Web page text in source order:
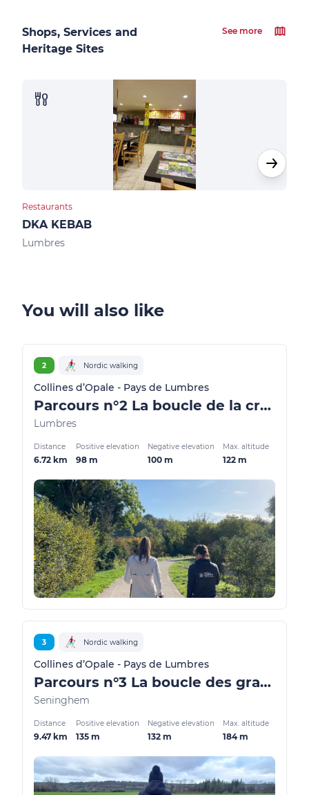
Shops, Services and
Heritage Sites
See more
Restaurants
DKA KEBAB
Lumbres
You will also like
2 Nordic walking
Collines d’Opale - Pays de Lumbres
Parcours n°2 La boucle de la craie
Lumbres
Distance
6.72 km
Positive elevation
98 m
Negative elevation
100 m
Max. altitude
122 m
3 Nordic walking
Collines d’Opale - Pays de Lumbres
Parcours n°3 La boucle des grands champs
Seninghem
Distance
9.47 km
Positive elevation
135 m
Negative elevation
132 m
Max. altitude
184 m